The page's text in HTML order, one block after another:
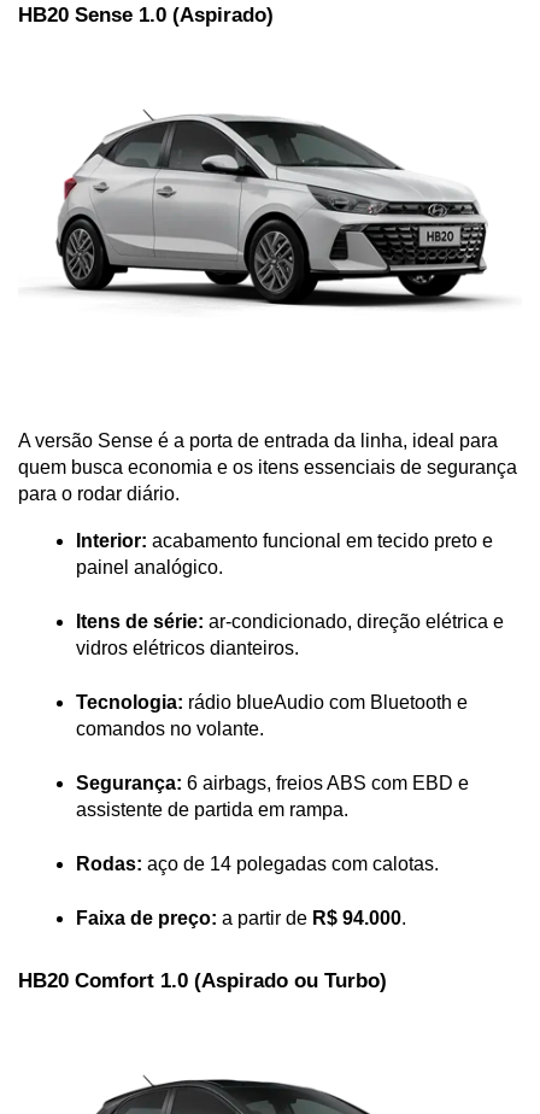
HB20 Sense 1.0 (Aspirado)
A versão Sense é a porta de entrada da linha, ideal para
quem busca economia e os itens essenciais de segurança
para o rodar diário.
Interior: acabamento funcional em tecido preto e
painel analógico.
Itens de série: ar-condicionado, direção elétrica e
vidros elétricos dianteiros.
Tecnologia: rádio blueAudio com Bluetooth e
comandos no volante.
Segurança: 6 airbags, freios ABS com EBD e
assistente de partida em rampa.
Rodas: aço de 14 polegadas com calotas.
Faixa de preço: a partir de R$ 94.000.
HB20 Comfort 1.0 (Aspirado ou Turbo)